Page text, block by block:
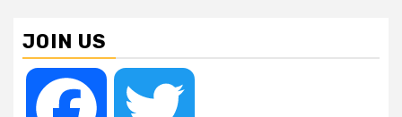
JOIN US
Facebook